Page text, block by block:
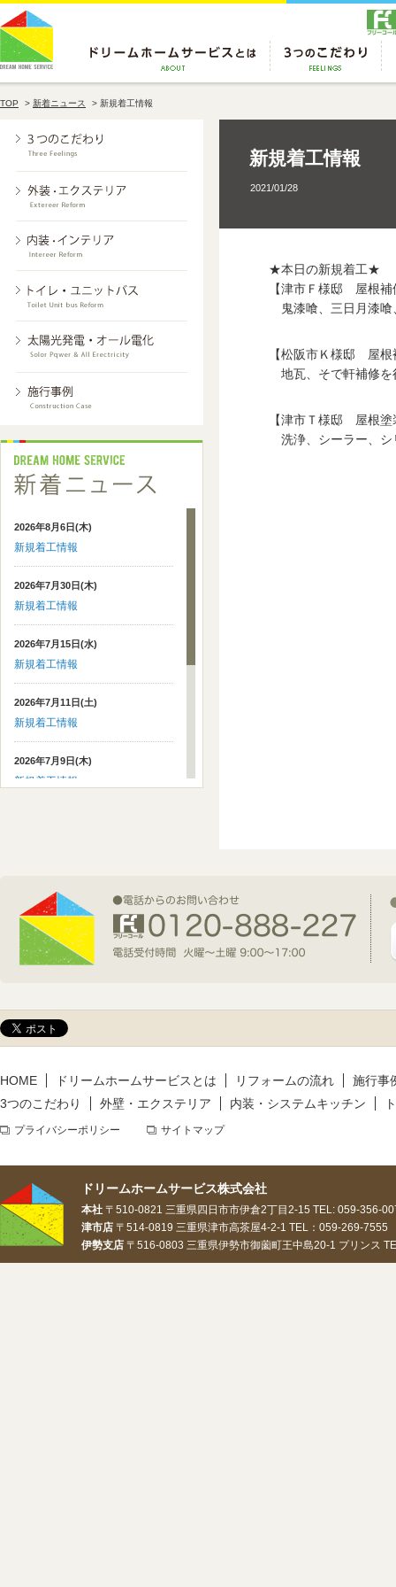
TOP > 新着ニュース > 新規着工情報
2026年8月6日(木)
新規着工情報
2026年7月30日(木)
新規着工情報
2026年7月15日(水)
新規着工情報
2026年7月11日(土)
新規着工情報
2026年7月9日(木)
新規着工情報
新規着工情報
2026年5月14日(木)
新規着工情報
新規着工情報
2021/01/28
★本日の新規着工★
【津市Ｆ様邸 屋根補
鬼漆喰、三日月漆喰
【松阪市Ｋ様邸 屋根
地瓦、そで軒補修を
【津市Ｔ様邸 屋根塗
洗浄、シーラー、シ
HOME ドリームホームサービスとは リフォームの流れ
施行事
3つのこだわり
外壁・エクステリア 内装・システムキッチン
プライバシーポリシー サイトマップ
ドリームホームサービス株式会社
本社 〒510-0821 三重県四日市市伊倉2丁目2-15 TEL: 059-356-
津市店 〒514-0819 三重県津市高茶屋4-2-1 TEL：059-269-
伊勢支店 〒516-0803 三重県伊勢市御薗町王中島20-1 プリンス